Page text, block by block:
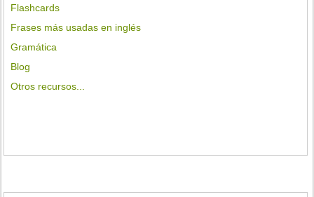
Flashcards
Frases más usadas en inglés
Gramática
Blog
Otros recursos...